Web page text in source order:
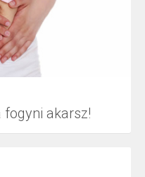
fogyni akarsz!